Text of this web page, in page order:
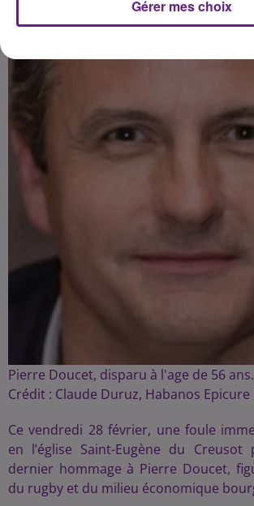
Pierre Doucet, disparu à l'age de 56 ans.
Crédit : Claude Duruz, Habanos Epicure
Ce vendredi 28 février, une foule
en l’église Saint-Eugène du
dernier hommage à Pierre Doucet,
du rugby et du milieu économique
Gérer mes choix